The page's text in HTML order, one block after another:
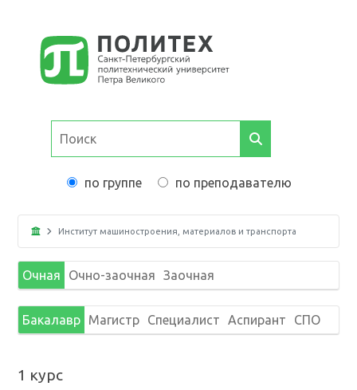
по группе по преподавателю
Институт машиностроения, материалов и транспорта
Очная Очно-заочная Заочная
Бакалавр Магистр Специалист Аспирант СПО
1 курс